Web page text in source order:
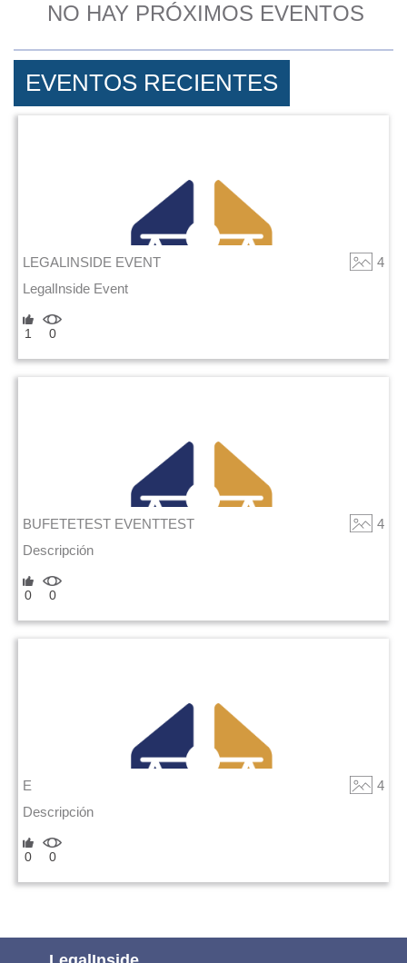
NO HAY PRÓXIMOS EVENTOS
EVENTOS RECIENTES
LEGALINSIDE EVENT
4
LegalInside Event
1 0
BUFETETEST EVENTTEST
4
Descripción
0 0
E
4
Descripción
0 0